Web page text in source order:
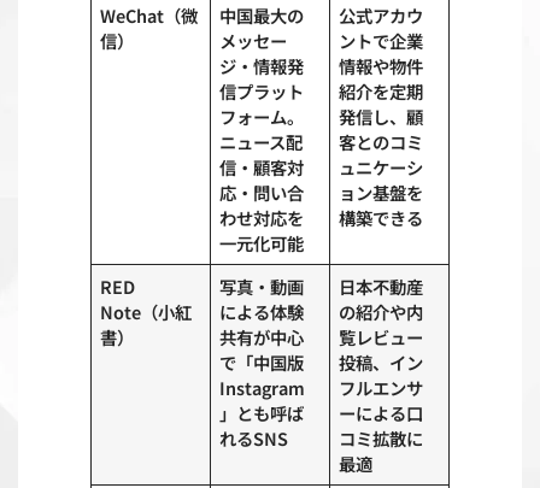
WeChat（微
信）
中国最大の
メッセー
ジ・情報発
信プラット
フォーム。
ニュース配
信・顧客対
応・問い合
わせ対応を
一元化可能
公式アカウ
ントで企業
情報や物件
紹介を定期
発信し、顧
客とのコミ
ュニケーシ
ョン基盤を
構築できる
RED
Note（小紅
書）
写真・動画
による体験
共有が中心
で「中国版
Instagram
」とも呼ば
れるSNS
日本不動産
の紹介や内
覧レビュー
投稿、イン
フルエンサ
ーによる口
コミ拡散に
最適